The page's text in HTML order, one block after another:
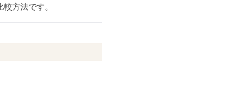
方法です。